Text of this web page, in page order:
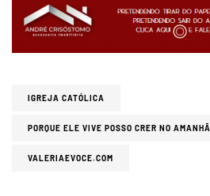
IGREJA CATÓLICA
PORQUE ELE VIVE POSSO CRER NO AMANHÃ
VALERIAEVOCE.COM